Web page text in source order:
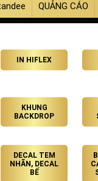
QUẢNG CÁO
IN HIFLEX
KHUNG
BACKDROP
DECAL TEM
NHÃN, DECAL
BẾ